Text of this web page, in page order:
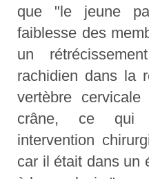
que "le jeune
faiblesse des
un
rachidien dans la
vertèbre
crâne, ce qui
intervention
car il était dans un